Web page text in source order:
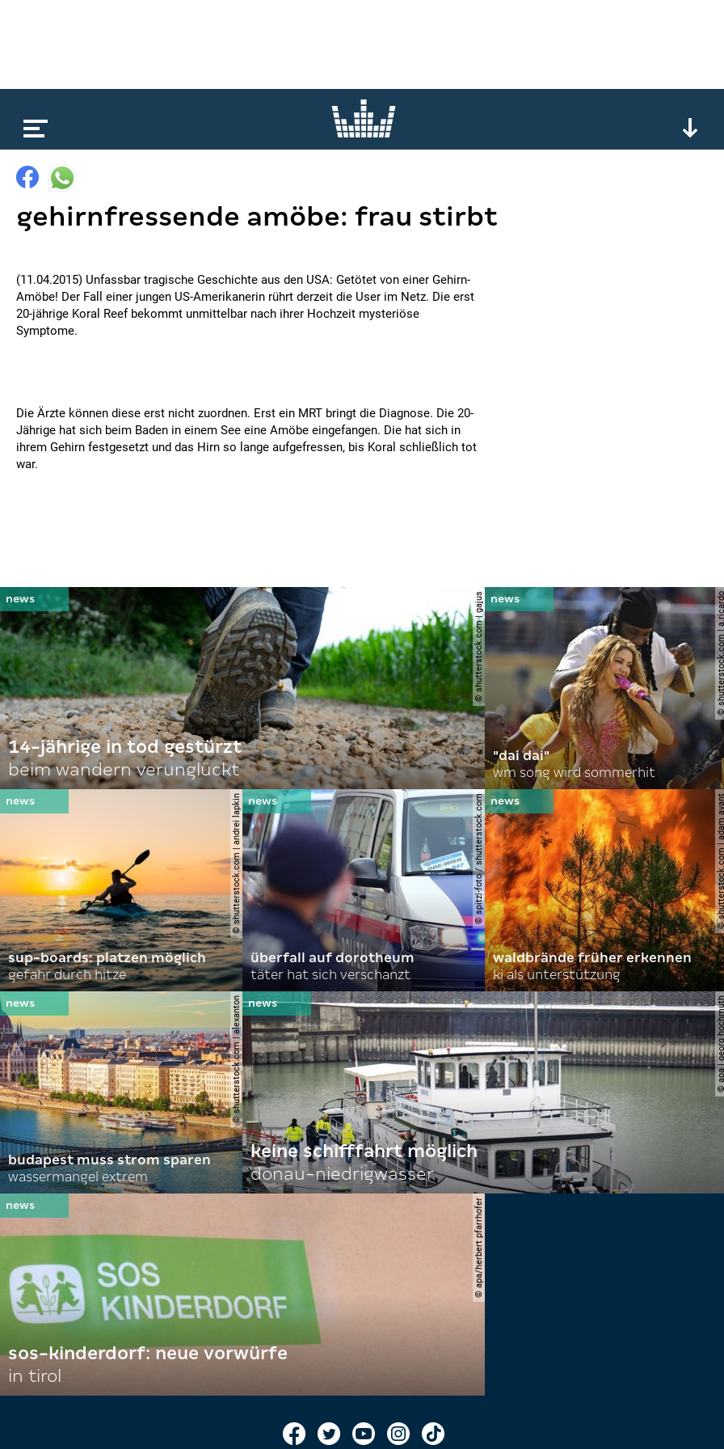
gehirnfressende amöbe: frau stirbt
(11.04.2015) Unfassbar tragische Geschichte aus den USA: Getötet von einer Gehirn-
Amöbe! Der Fall einer jungen US-Amerikanerin rührt derzeit die User im Netz. Die erst
20-jährige Koral Reef bekommt unmittelbar nach ihrer Hochzeit mysteriöse
Symptome.
Die Ärzte können diese erst nicht zuordnen. Erst ein MRT bringt die Diagnose. Die 20-
Jährige hat sich beim Baden in einem See eine Amöbe eingefangen. Die hat sich in
ihrem Gehirn festgesetzt und das Hirn so lange aufgefressen, bis Koral schließlich tot
war.
© shutterstock.com | gajus
14-jährige in tod gestürzt
beim wandern verunglückt
©
"dai dai"
wm song wird sommerhit
© shutterstock.com | andrei lapkin
sup-boards: platzen möglich
gefahr durch hitze
© spitzi-foto / shutterstock.com
überfall auf dorotheum
täter hat sich verschanzt
©
waldbrände früher erkennen
ki als unterstützung
© shutterstock.com | alexanton
budapest muss strom sparen
wassermangel extrem
© apa |
keine schifffahrt möglich
donau-niedrigwasser
© apa/herbert pfarrhofer
sos-kinderdorf: neue vorwürfe
in tirol